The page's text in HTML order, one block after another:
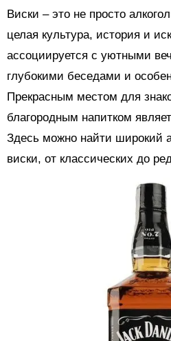
Виски – это не просто
целая культура, история и
ассоциируется с уютными
глубокими беседами и
Прекрасным местом для
благородным напитком
Здесь можно найти широкий
виски, от классических до